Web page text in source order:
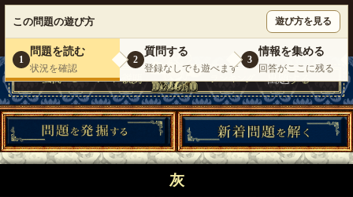
いらっしゃいませ。ゲスト |お問い合わせ
|
灰
この問題の遊び方 遊び方を見る
1
問題を読む
状況を確認
2
質問する
登録なしでも遊べます
3
情報を集める
回答がここに残る